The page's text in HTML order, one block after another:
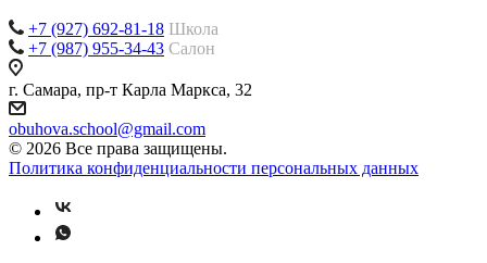
+7 (927) 692-81-18 Школа
+7 (987) 955-34-43 Салон
г. Самара, пр-т Карла Маркса, 32
obuhova.school@gmail.com
© 2026 Все права защищены.
Политика конфиденциальности персональных данных